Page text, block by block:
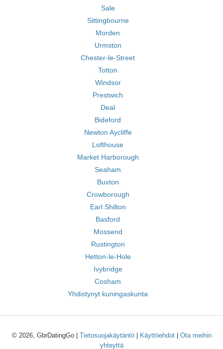
Sale
Sittingbourne
Morden
Urmston
Chester-le-Street
Totton
Windsor
Prestwich
Deal
Bideford
Newton Aycliffe
Lofthouse
Market Harborough
Seaham
Buxton
Crowborough
Earl Shilton
Basford
Mossend
Rustington
Hetton-le-Hole
Ivybridge
Cosham
Yhdistynyt kuningaskunta
© 2026, GbrDatingGo | Tietosuojakäytäntö| Käyttöehdot| Ota meihin
yhteyttä